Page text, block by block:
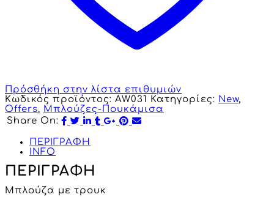
Πρόσθήκη στην λίστα επιθυμιών
Κωδικός προϊόντος: AW031 Κατηγορίες: New,
Offers, Μπλούζες-Πουκάμισα
Share On:
ΠΕΡΙΓΡΑΦΗ
INFO
ΠΕΡΙΓΡΑΦΗ
Μπλούζα με τρουκ